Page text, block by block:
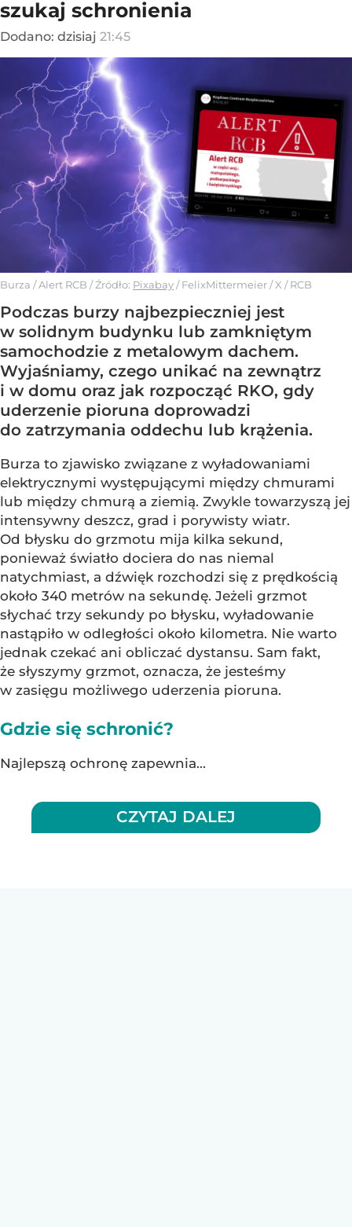
szukaj schronienia
Dodano: dzisiaj 21:45
Burza / Alert RCB / Źródło: Pixabay/FelixMittermeier / X / RCB
Podczas burzy najbezpieczniej jest
w solidnym budynku lub zamkniętym
samochodzie z metalowym dachem.
Wyjaśniamy, czego unikać na zewnątrz
i w domu oraz jak rozpocząć RKO, gdy
uderzenie pioruna doprowadzi
do zatrzymania oddechu lub krążenia.
Burza to zjawisko związane z wyładowaniami
elektrycznymi występującymi między chmurami
lub między chmurą a ziemią. Zwykle towarzyszą jej
intensywny deszcz, grad i porywisty wiatr.
Od błysku do grzmotu mija kilka sekund,
ponieważ światło dociera do nas niemal
natychmiast, a dźwięk rozchodzi się z prędkością
około 340 metrów na sekundę. Jeżeli grzmot
słychać trzy sekundy po błysku, wyładowanie
nastąpiło w odległości około kilometra. Nie warto
jednak czekać ani obliczać dystansu. Sam fakt,
że słyszymy grzmot, oznacza, że jesteśmy
w zasięgu możliwego uderzenia pioruna.
Gdzie się schronić?
Najlepszą ochronę zapewnia...
CZYTAJ DALEJ